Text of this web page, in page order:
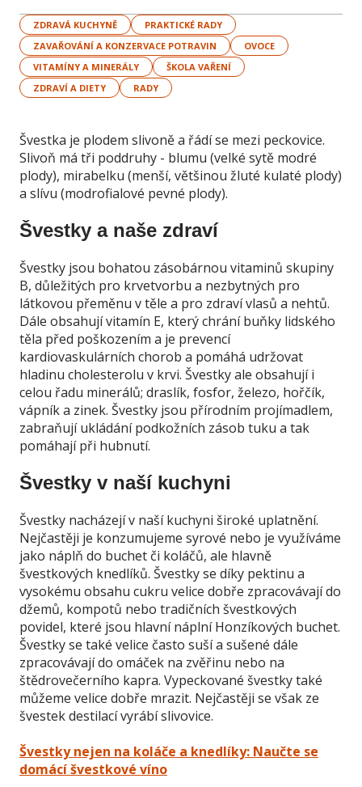
ZDRAVÁ KUCHYNĚ
PRAKTICKÉ RADY
ZAVAŘOVÁNÍ A KONZERVACE POTRAVIN
OVOCE
VITAMÍNY A MINERÁLY
ŠKOLA VAŘENÍ
ZDRAVÍ A DIETY
RADY
Švestka je plodem slivoně a řádí se mezi peckovice.
Slivoň má tři poddruhy - blumu (velké sytě modré
plody), mirabelku (menší, většinou žluté kulaté plody)
a slívu (modrofialové pevné plody).
Švestky a naše zdraví
Švestky jsou bohatou zásobárnou vitaminů skupiny
B, důležitých pro krvetvorbu a nezbytných pro
látkovou přeměnu v těle a pro zdraví vlasů a nehtů.
Dále obsahují vitamín E, který chrání buňky lidského
těla před poškozením a je prevencí
kardiovaskulárních chorob a pomáhá udržovat
hladinu cholesterolu v krvi. Švestky ale obsahují i
celou řadu minerálů; draslík, fosfor, železo, hořčík,
vápník a zinek. Švestky jsou přírodním projímadlem,
zabraňují ukládání podkožních zásob tuku a tak
pomáhají při hubnutí.
Švestky v naší kuchyni
Švestky nacházejí v naší kuchyni široké uplatnění.
Nejčastěji je konzumujeme syrové nebo je využíváme
jako náplň do buchet či koláčů, ale hlavně
švestkových knedlíků. Švestky se díky pektinu a
vysokému obsahu cukru velice dobře zpracovávají do
džemů, kompotů nebo tradičních švestkových
povidel, které jsou hlavní náplní Honzíkových buchet.
Švestky se také velice často suší a sušené dále
zpracovávají do omáček na zvěřinu nebo na
štědrovečerního kapra. Vypeckované švestky také
můžeme velice dobře mrazit. Nejčastěji se však ze
švestek destilací vyrábí slivovice.
Švestky nejen na koláče a knedlíky: Naučte se
domácí švestkové víno